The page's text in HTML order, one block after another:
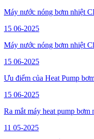
Máy nước nóng bơm nhiệt
15 06-2025
Máy nước nóng bơm nhiệt
15 06-2025
Ưu điểm của Heat Pump
15 06-2025
Ra mắt máy heat pump
11 05-2025